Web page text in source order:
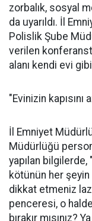
zorbalık, sosyal
da uyarıldı. İl
Polislik Şube
verilen
alanı kendi evi
"Evinizin kapısını
İl Emniyet
Müdürlüğü
yapılan
kötünün her
dikkat etmeniz
penceresi, o halde
bırakır mısınız?